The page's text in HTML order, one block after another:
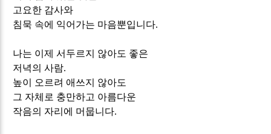
고요한 감사와
침묵 속에 익어가는 마음뿐입니다.
나는 이제 서두르지 않아도 좋은
저녁의 사람.
높이 오르려 애쓰지 않아도
그 자체로 충만하고 아름다운
작음의 자리에 머뭅니다.